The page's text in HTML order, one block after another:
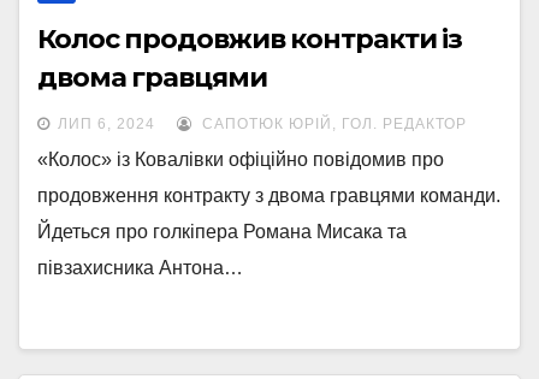
Колос продовжив контракти із
двома гравцями
ЛИП 6, 2024 САПОТЮК ЮРІЙ, ГОЛ. РЕДАКТОР
«Колос» із Ковалівки офіційно повідомив про
продовження контракту з двома гравцями команди.
Йдеться про голкіпера Романа Мисака та
півзахисника Антона…